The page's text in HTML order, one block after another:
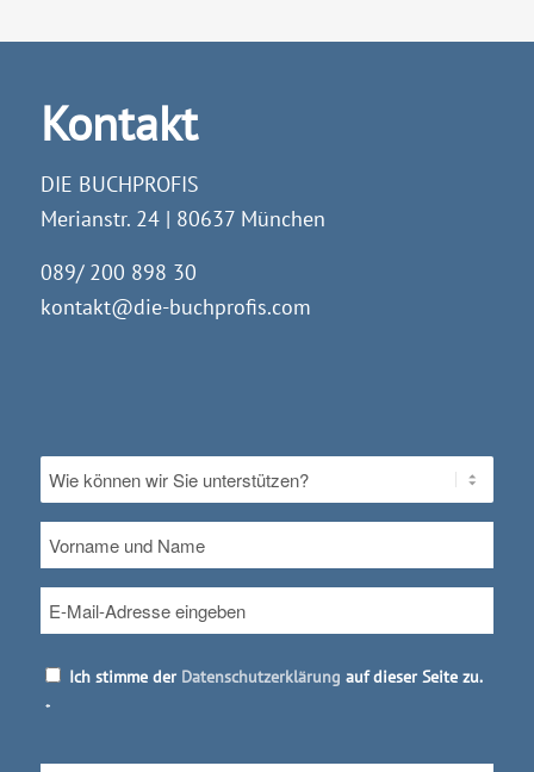
Kontakt
DIE BUCHPROFIS
Merianstr. 24 | 80637 München
089/ 200 898 30
kontakt@die-buchprofis.com
Ohne
Titel *
und
Name
Mail *
Datenschutz
Ich stimme der Datenschutzerklärung auf dieser Seite zu.
*